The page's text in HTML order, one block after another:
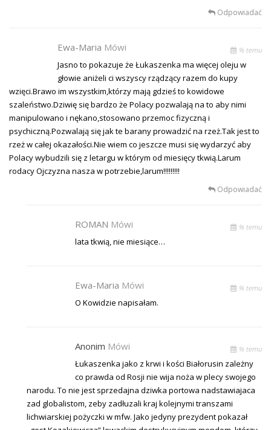
Odpowiadać
Ewa-Maria Mówi % temu
Jasno to pokazuje że Łukaszenka ma więcej oleju w
głowie aniżeli ci wszyscy rządzący razem do kupy
wzięci.Brawo im wszystkim,którzy mają gdzieś to kowidowe
szaleństwo.Dziwię się bardzo że Polacy pozwalają na to aby nimi
manipulowano i nękano,stosowano przemoc fizyczną i
psychiczną.Pozwalają się jak te barany prowadzić na rzeż.Tak jest to
rzeż w całej okazałości.Nie wiem co jeszcze musi się wydarzyć aby
Polacy wybudzili się z letargu w którym od miesięcy tkwią.Larum
rodacy Ojczyzna nasza w potrzebie,larum!!!!!!!!!
Odpowiadać
ROMAN Mówi % temu
lata tkwią, nie miesiące…
Ewa-Maria Mówi % temu
O Kowidzie napisałam.
Anonim Mówi % temu
Łukaszenka jako z krwi i kości Białorusin zależny
co prawda od Rosji nie wija noża w plecy swojego
narodu. To nie jest sprzedajna dziwka portowa nadstawiajaca
zad globalistom, zeby zadłuzali kraj kolejnymi transzami
lichwiarskiej pożyczki w mfw. Jako jedyny prezydent pokazał